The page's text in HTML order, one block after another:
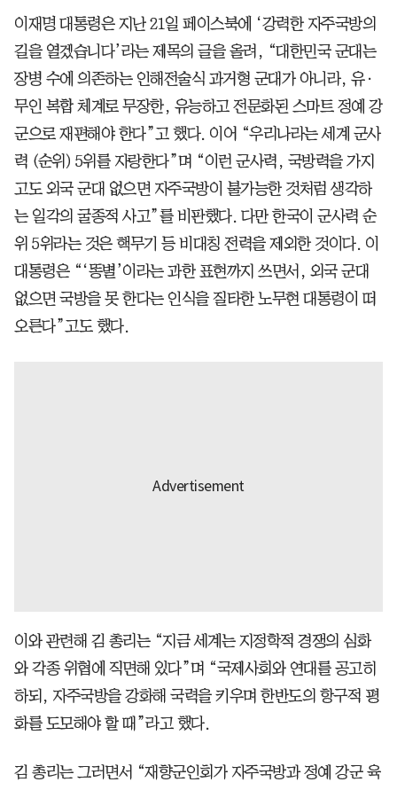
이재명 대통령은 지난 21일 페이스북에 ‘강력한 자주국방의
길을 열겠습니다’라는 제목의 글을 올려, “대한민국 군대는
장병 수에 의존하는 인해전술식 과거형 군대가 아니라, 유·
무인 복합 체계로 무장한, 유능하고 전문화된 스마트 정예 강
군으로 재편해야 한다”고 했다. 이어 “우리나라는 세계 군사
력 (순위) 5위를 자랑한다”며 “이런 군사력, 국방력을 가지
고도 외국 군대 없으면 자주국방이 불가능한 것처럼 생각하
는 일각의 굴종적 사고”를 비판했다. 다만 한국이 군사력 순
위 5위라는 것은 핵무기 등 비대칭 전력을 제외한 것이다. 이
대통령은 “‘똥별’이라는 과한 표현까지 쓰면서, 외국 군대
없으면 국방을 못 한다는 인식을 질타한 노무현 대통령이 떠
오른다”고도 했다.
이와 관련해 김 총리는 “지금 세계는 지정학적 경쟁의 심화
와 각종 위협에 직면해 있다”며 “국제사회와 연대를 공고히
하되, 자주국방을 강화해 국력을 키우며 한반도의 항구적 평
화를 도모해야 할 때”라고 했다.
김 총리는 그러면서 “재향군인회가 자주국방과 정예 강군 육